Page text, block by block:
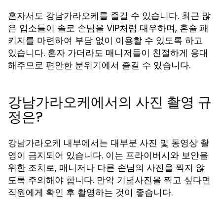
혼자서도 강남가라오케를 즐길 수 있습니다. 최근 많
은 업소들이 솔로 손님을 VIP처럼 대우하며, 혼술 패
키지를 마련하여 부담 없이 이용할 수 있도록 하고
있습니다. 혼자 가더라도 매니저들이 친절하게 응대
해주므로 편안한 분위기에서 즐길 수 있습니다.
강남가라오케에서의 사진 촬영 규
정은?
강남가라오케 내부에서는 대부분 사진 및 동영상 촬
영이 금지되어 있습니다. 이는 프라이버시와 보안을
위한 조치로, 매니저나 다른 손님의 사진을 찍지 않
도록 주의해야 합니다. 만약 기념사진을 찍고 싶다면
직원에게 확인 후 촬영하는 것이 좋습니다.